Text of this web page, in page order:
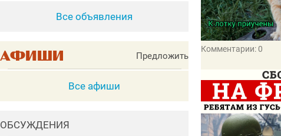
Комментарии: 0
Все объявления
Предложить
Все афиши
ОБСУЖДЕНИЯ